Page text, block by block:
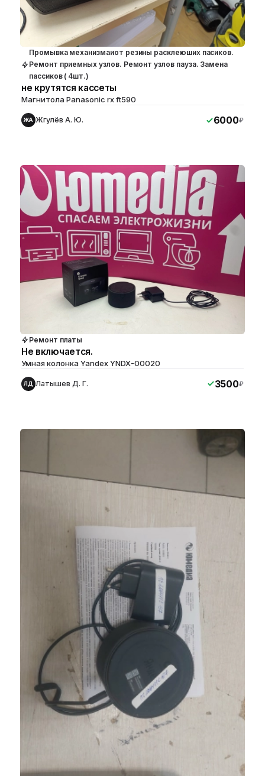
Промывка механизмаиот резины расклеюших пасиков.
Ремонт приемных узлов. Ремонт узлов пауза. Замена
пассиков ( 4шт.)
не крутятся кассеты
Магнитола Panasonic rx ft590
ЖА Жгулёв А. Ю. 6000₽
Ремонт платы
Не включается.
Умная колонка Yandex YNDX-00020
ЛД Латышев Д. Г. 3500₽